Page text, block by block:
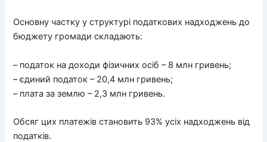
Основну частку у структурі податкових надходжень до
бюджету громади складають:
– податок на доходи фізичних осіб – 8 млн гривень;
– єдиний податок – 20,4 млн гривень;
– плата за землю – 2,3 млн гривень.
Обсяг цих платежів становить 93% усіх надходжень від
податків.